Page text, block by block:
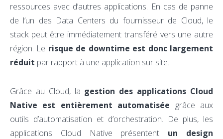
ressources avec d’autres applications. En cas de panne
de l’un des Data Centers du fournisseur de Cloud, le
stack peut être immédiatement transféré vers une autre
région. Le risque de downtime est donc largement
réduit par rapport à une application sur site.
Grâce au Cloud, la gestion des applications Cloud
Native est entièrement automatisée grâce aux
outils d’automatisation et d’orchestration. De plus, les
applications Cloud Native présentent un design